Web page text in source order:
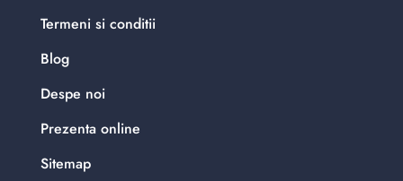
Termeni si conditii
Blog
Despe noi
Prezenta online
Sitemap